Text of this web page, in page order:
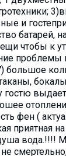
и
батарей,
чтобы к
проблемы
большое
фен (
приятная
вода.!!!!